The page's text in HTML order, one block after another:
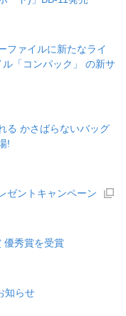
ファイルに新たなライ
「コンパック」 の新サ
る かさばらないバッグ
!
ゼントキャンペーン
優秀賞を受賞
知らせ